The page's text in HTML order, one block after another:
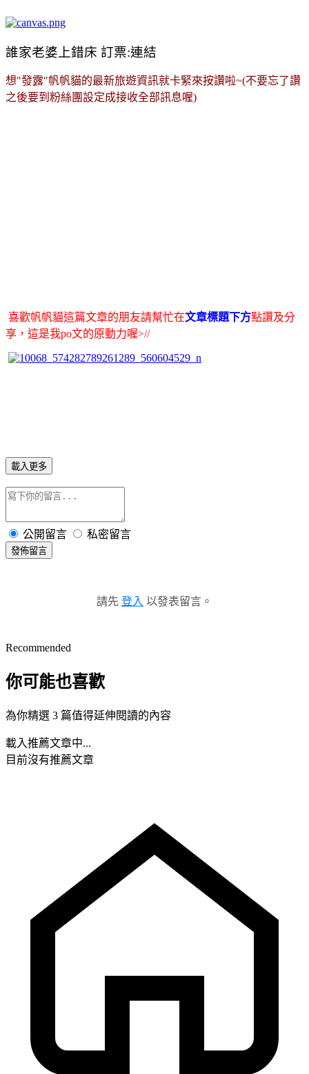
誰家老婆上錯床 訂票:連結
想"發露"帆帆貓的最新旅遊資訊就卡緊來按讚啦~(不要忘了讚
之後要到粉絲團設定成接收全部訊息喔)
喜歡帆帆貓這篇文章的朋友請幫忙在文章標題下方點讚及分
享，這是我po文的原動力喔>//
載入更多
公開留言 私密留言
發佈留言
請先 登入 以發表留言。
Recommended
你可能也喜歡
為你精選 3 篇值得延伸閱讀的內容
載入推薦文章中...
目前沒有推薦文章